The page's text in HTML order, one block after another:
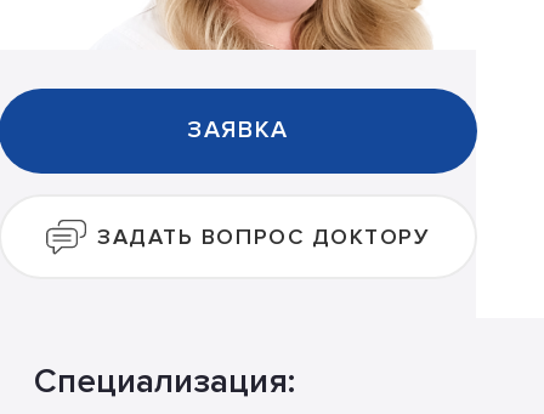
ЗАЯВКА
ЗАДАТЬ ВОПРОС ДОКТОРУ
Специализация: